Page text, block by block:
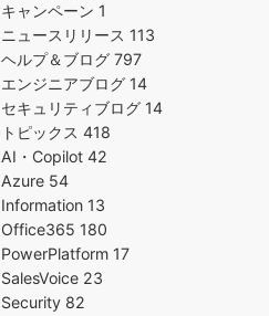
キャンペーン 1
ニュースリリース 113
ヘルプ＆ブログ 797
エンジニアブログ 14
セキュリティブログ 14
トピックス 418
AI・Copilot 42
Azure 54
Information 13
Office365 180
PowerPlatform 17
SalesVoice 23
Security 82